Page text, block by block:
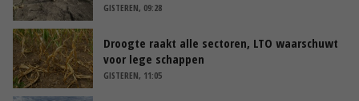
GISTEREN, 09:28
Droogte raakt alle sectoren, LTO waarschuwt
voor lege schappen
GISTEREN, 11:05